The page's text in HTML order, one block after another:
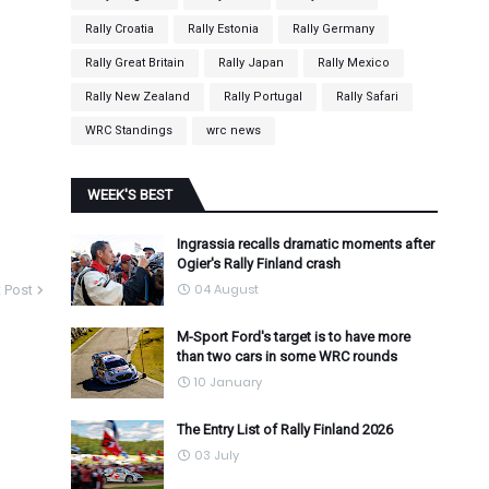
Post
Rally Croatia Rally Estonia Rally Germany
Rally Great Britain Rally Japan Rally Mexico
Rally New Zealand Rally Portugal Rally Safari
WRC Standings wrc news
WEEK'S BEST
Ingrassia recalls dramatic moments after
Ogier's Rally Finland crash
04 August
M-Sport Ford's target is to have more
than two cars in some WRC rounds
10 January
The Entry List of Rally Finland 2026
03 July